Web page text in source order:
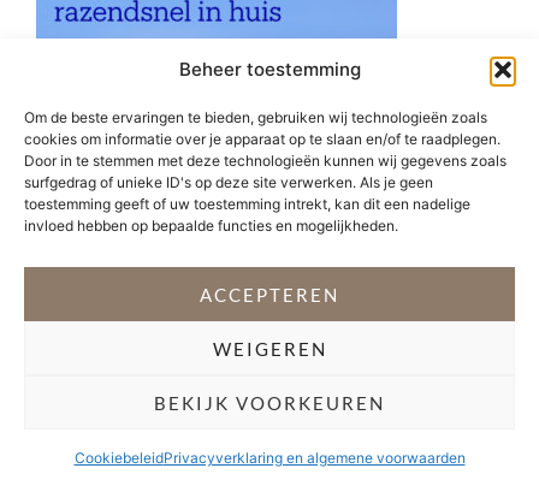
Beheer toestemming
Om de beste ervaringen te bieden, gebruiken wij technologieën zoals
cookies om informatie over je apparaat op te slaan en/of te raadplegen.
Door in te stemmen met deze technologieën kunnen wij gegevens zoals
surfgedrag of unieke ID's op deze site verwerken. Als je geen
toestemming geeft of uw toestemming intrekt, kan dit een nadelige
invloed hebben op bepaalde functies en mogelijkheden.
ACCEPTEREN
WEIGEREN
BEKIJK VOORKEUREN
CookiebeleidPrivacyverklaring en algemene voorwaarden
Copyright 2026 Stéfani Warning – Privacyverklaring